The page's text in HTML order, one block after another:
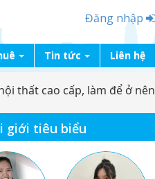
Đăng nhập
Tin tức Liên hệ
thất cao cấp, làm để ở nên
giới tiêu biểu